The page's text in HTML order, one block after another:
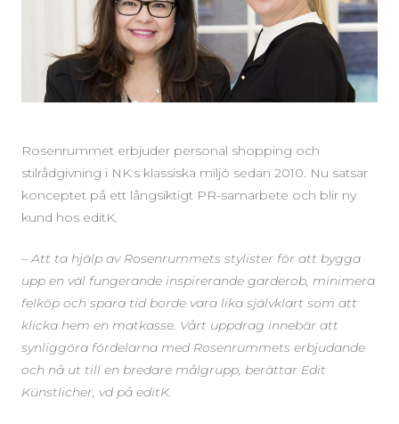
Rosenrummet erbjuder personal shopping och
stilrådgivning i NK:s klassiska miljö sedan 2010. Nu satsar
konceptet på ett långsiktigt PR-samarbete och blir ny
kund hos editK.
–Att ta hjälp av Rosenrummets stylister för att bygga
upp en väl fungerande inspirerande garderob, minimera
felköp och spara tid borde vara lika självklart som att
klicka hem en matkasse. Vårt uppdrag innebär att
synliggöra fördelarna med Rosenrummets erbjudande
och nå ut till en bredare målgrupp, berättar Edit
Künstlicher, vd på editK.